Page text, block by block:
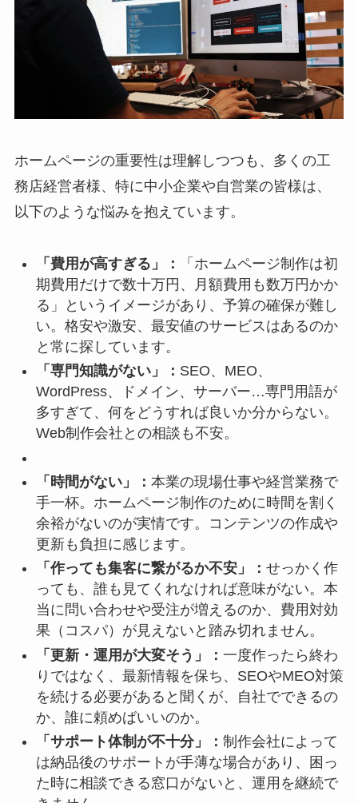
ホームページの重要性は理解しつつも、多くの工
務店経営者様、特に中小企業や自営業の皆様は、
以下のような悩みを抱えています。
「費用が高すぎる」：
「ホームページ制作は初
期費用だけで数十万円、月額費用も数万円かか
る」というイメージがあり、予算の確保が難し
い。格安や激安、最安値のサービスはあるのか
と常に探しています。
「専門知識がない」： SEO、MEO、
WordPress、ドメイン、サーバー…専門用語が
多すぎて、何をどうすれば良いか分からない。
Web制作会社との相談も不安。
「時間がない」： 本業の現場仕事や経営業務で
手一杯。ホームページ制作のために時間を割く
余裕がないのが実情です。コンテンツの作成や
更新も負担に感じます。
「作っても集客に繋がるか不安」： せっかく作
っても、誰も見てくれなければ意味がない。本
当に問い合わせや受注が増えるのか、費用対効
果（コスパ）が見えないと踏み切れません。
「更新・運用が大変そう」： 一度作ったら終わ
りではなく、最新情報を保ち、SEOやMEO対策
を続ける必要があると聞くが、自社でできるの
か、誰に頼めばいいのか。
「サポート体制が不十分」： 制作会社によって
は納品後のサポートが手薄な場合があり、困っ
た時に相談できる窓口がないと、運用を継続で